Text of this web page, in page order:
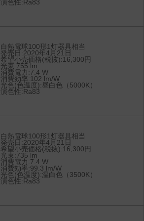
演色性:Ra83
白熱電球100形1灯器具相当
発売日:2020年4月21日
希望小売価格(税抜):16,300円
光束:755 lm
消費電力:7.4 W
消費効率:102 lm/W
光色(色温度):昼白色（5000K）
演色性:Ra83
白熱電球100形1灯器具相当
発売日:2020年4月21日
希望小売価格(税抜):16,300円
光束:735 lm
消費電力:7.4 W
消費効率:99.3 lm/W
光色(色温度):温白色（3500K）
演色性:Ra83